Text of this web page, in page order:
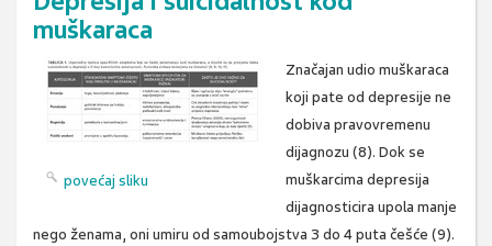
muškaraca
povećaj sliku
Značajan udio muškaraca
koji pate od depresije ne
dobiva pravovremenu
dijagnozu (8). Dok se
muškarcima depresija
dijagnosticira upola manje
nego ženama, oni umiru od samoubojstva 3 do 4 puta češće (9).